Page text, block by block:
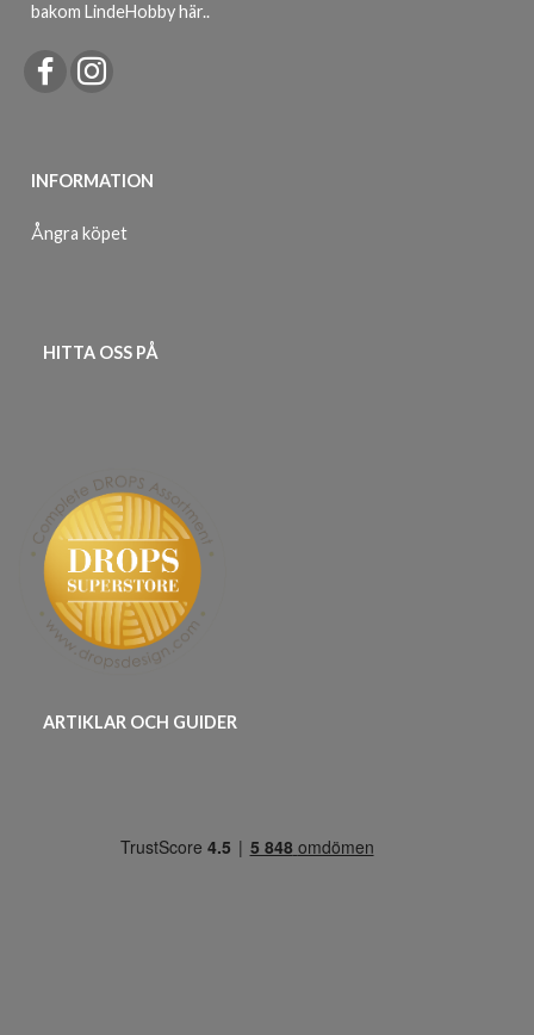
bakom LindeHobby här..
INFORMATION
Ångra köpet
HITTA OSS PÅ
ARTIKLAR OCH GUIDER